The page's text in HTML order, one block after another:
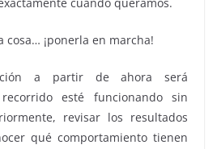
cosa… ¡ponerla en marcha!
a partir de ahora será
esté funcionando sin
revisar los resultados
qué comportamiento tienen